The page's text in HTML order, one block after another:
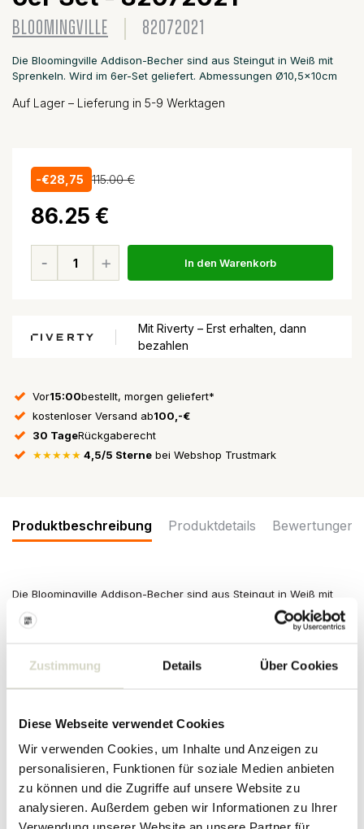
Zustimmung Details Über Cookies
Diese Webseite verwendet Cookies
Wir verwenden Cookies, um Inhalte und Anzeigen zu
personalisieren, Funktionen für soziale Medien anbieten
zu können und die Zugriffe auf unsere Website zu
analysieren. Außerdem geben wir Informationen zu Ihrer
BLOOMINGVILLE 82072021
Die Bloomingville Addison-Becher sind aus Steingut in Weiß mit
Sprenkeln. Wird im 6er-Set geliefert. Abmessungen Ø10,5x10cm
Auf Lager – Lieferung in 5-9 Werktagen
-€28,75 115.00 €
86.25 €
In den Warenkorb
Mit Riverty – Erst erhalten, dann
bezahlen
Vor15:00bestellt, morgen geliefert*
kostenloser Versand ab100,-€
30 TageRückgaberecht
★★★★★ 4,5/5 Sterne bei Webshop Trustmark
Produktbeschreibung Produktdetails Bewertungen
Die Bloomingville Addison-Becher sind aus Steingut in Weiß mit
Sprenkeln. Wird im 6er-Set geliefert. Abmessungen Ø10,5x10cm
Material: Keramik
PRODUKTDETAILS
Artikelnummer 82072021